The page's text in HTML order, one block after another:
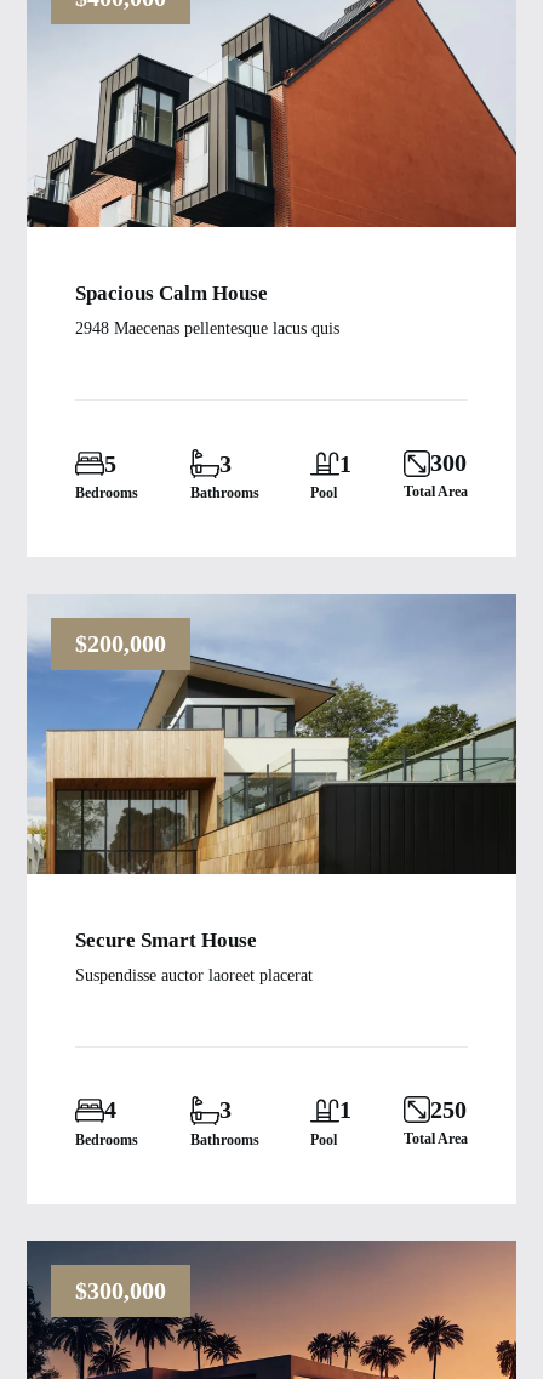
Spacious Calm House
2948 Maecenas pellentesque lacus quis
5
Bedrooms
3
Bathrooms
1
Pool
300
Total Area
$200,000
Secure Smart House
Suspendisse auctor laoreet placerat
4
Bedrooms
3
Bathrooms
1
Pool
250
Total Area
$300,000